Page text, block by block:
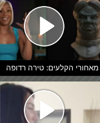
מאחורי הקלעים: טירה רדופה